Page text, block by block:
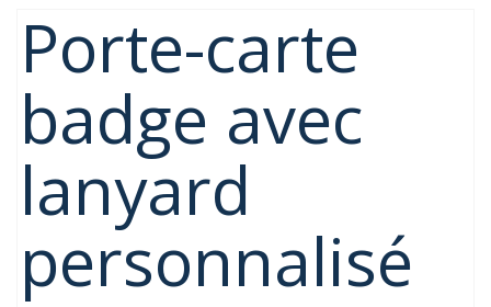
Porte-carte
badge avec
lanyard
personnalisé